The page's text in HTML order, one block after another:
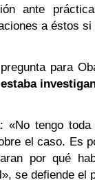
ante
a éstos
para
: «No tengo
el caso. Es
por qué
se defiende el